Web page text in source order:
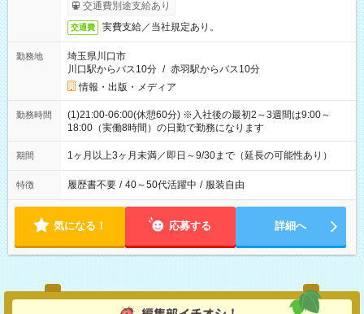
交通費別途支給あり
交通費 実費支給／当社規定あり。
勤務地
埼玉県川口市
川口駅からバス10分 / 赤羽駅からバス10分
情報・出版・メディア
勤務時間
(1)21:00-06:00(休憩60分) ※入社後の最初2～3週間は9:00～
18:00（実働8時間）の日勤で勤務になります
期間 1ヶ月以上3ヶ月未満／即日～9/30まで（延長の可能性あり）
特徴 履歴書不要 / 40～50代活躍中 / 服装自由
気になる！ 応募する 詳細へ